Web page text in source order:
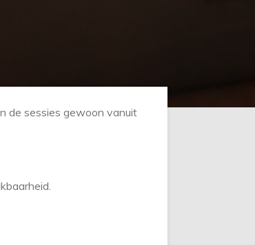
de sessies gewoon vanuit